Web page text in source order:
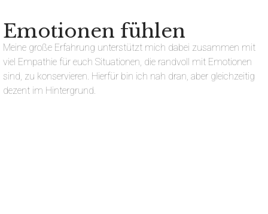
Emotionen fühlen
Meine große Erfahrung unterstützt mich dabei zusammen mit
viel Empathie für euch Situationen, die randvoll mit Emotionen
sind, zu konservieren. Hierfür bin ich nah dran, aber gleichzeitig
dezent im Hintergrund.